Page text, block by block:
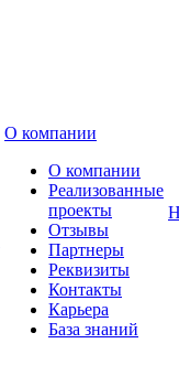
О компании
О компании
Реализованные
проекты
Отзывы
Партнеры
Реквизиты
Контакты
Карьера
База знаний